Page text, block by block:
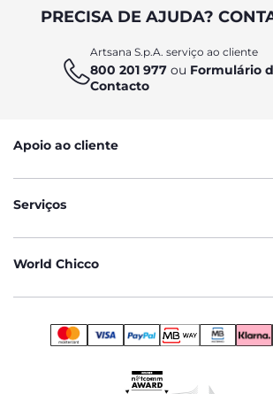
PRECISA DE AJUDA?
Artsana S.p.A. serviço ao cliente
800 201 977 ou Formulário
Contacto
Apoio ao cliente
Serviços
World Chicco